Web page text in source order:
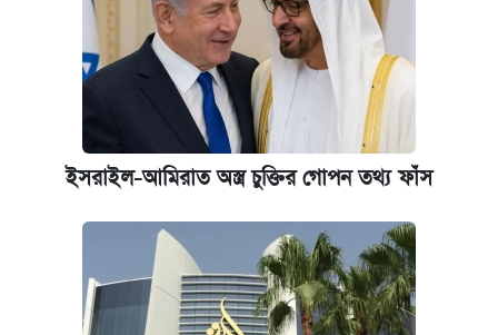
ইসরাইল-আমিরাত অস্ত্র চুক্তির গোপন তথ্য ফাঁস